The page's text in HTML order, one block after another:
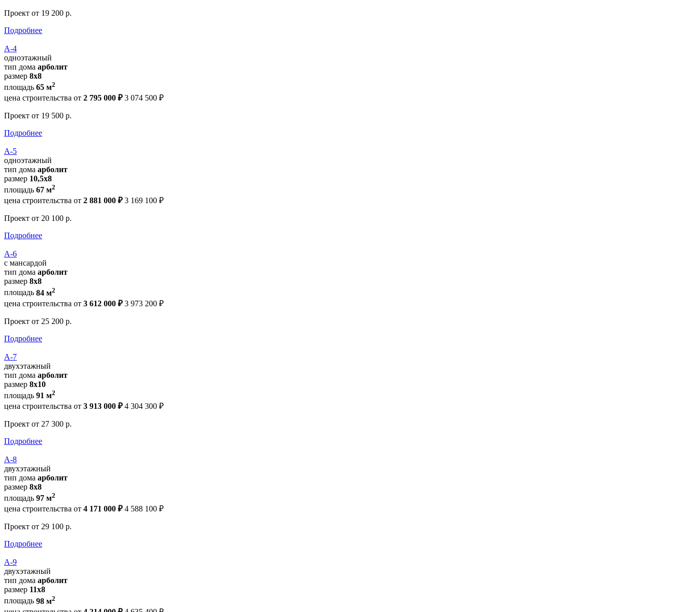
Проект от 19 200 р.
Подробнее
А-4
одноэтажный
тип дома арболит
размер 8х8
площадь 65 м2
цена строительства от 2 795 000 ₽ 3 074 500 ₽
Проект от 19 500 р.
Подробнее
А-5
одноэтажный
тип дома арболит
размер 10,5х8
площадь 67 м2
цена строительства от 2 881 000 ₽ 3 169 100 ₽
Проект от 20 100 р.
Подробнее
А-6
с мансардой
тип дома арболит
размер 8х8
площадь 84 м2
цена строительства от 3 612 000 ₽ 3 973 200 ₽
Проект от 25 200 р.
Подробнее
А-7
двухэтажный
тип дома арболит
размер 8х10
площадь 91 м2
цена строительства от 3 913 000 ₽ 4 304 300 ₽
Проект от 27 300 р.
Подробнее
А-8
двухэтажный
тип дома арболит
размер 8х8
площадь 97 м2
цена строительства от 4 171 000 ₽ 4 588 100 ₽
Проект от 29 100 р.
Подробнее
А-9
двухэтажный
тип дома арболит
размер 11х8
площадь 98 м2